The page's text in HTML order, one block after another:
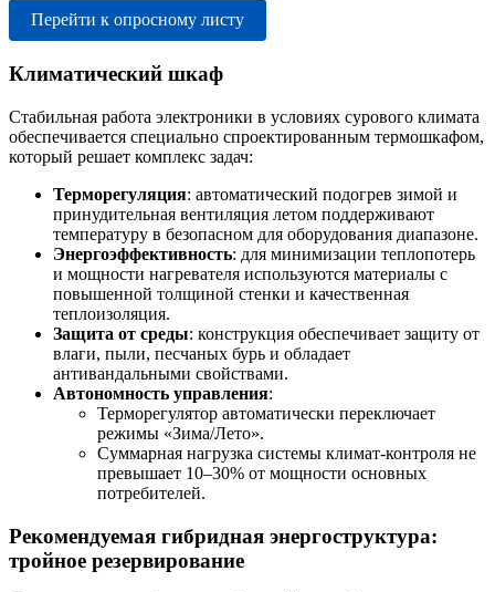
Перейти к опросному листу
Климатический шкаф
Стабильная работа электроники в условиях сурового климата
обеспечивается специально спроектированным термошкафом,
который решает комплекс задач:
Терморегуляция: автоматический подогрев зимой и
принудительная вентиляция летом поддерживают
температуру в безопасном для оборудования диапазоне.
Энергоэффективность: для минимизации теплопотерь
и мощности нагревателя используются материалы с
повышенной толщиной стенки и качественная
теплоизоляция.
Защита от среды: конструкция обеспечивает защиту от
влаги, пыли, песчаных бурь и обладает
антивандальными свойствами.
Автономность управления:
Терморегулятор автоматически переключает
режимы «Зима/Лето».
Суммарная нагрузка системы климат-контроля не
превышает 10–30% от мощности основных
потребителей.
Рекомендуемая гибридная энергоструктура:
тройное резервирование